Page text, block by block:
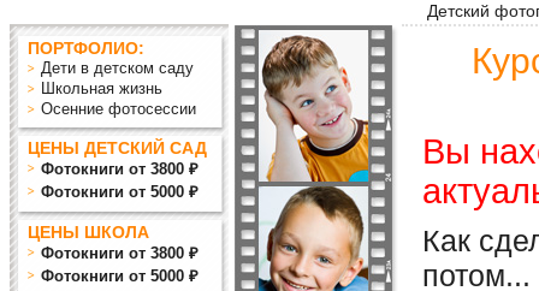
Детский
ПОРТФОЛИО:
Дети в детском саду
Школьная жизнь
Осенние фотосессии
ЦЕНЫ ДЕТСКИЙ САД
Фотокниги от 3800 ₽
Фотокниги от 5000 ₽
ЦЕНЫ ШКОЛА
Фотокниги от 3800 ₽
Фотокниги от 5000 ₽
Вы
Как